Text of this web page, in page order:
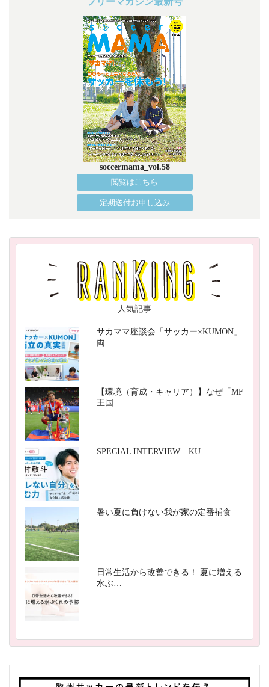
soccermama_vol.58
閲覧はこちら
定期送付お申し込み
人気記事
サカママ座談会「サッカー×KUMON」
両…
【環境（育成・キャリア）】なぜ「MF
王国…
SPECIAL INTERVIEW KU…
暑い夏に負けない我が家の定番補食
日常生活から改善できる！ 夏に増える
水ぶ…